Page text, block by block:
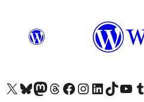
Visit our X (formerly Twitter) account
हमारे बलुस्की खाते पर जाएँVisit our Mastodon account
हमारे थ्रेड्स अकाउंट पर जाएंहमारे फेसबुक पेज पर जाएँहमारे इंस्टाग्राम अकाउंट पर जाएंहमारे लिंक्डइन खाते पर जाएँहमारे टिकटॉक खाते पर जाएँहमारे यूट्यूब चैनल पर जाएंहमारे Tumblr खाते पर जाएँ